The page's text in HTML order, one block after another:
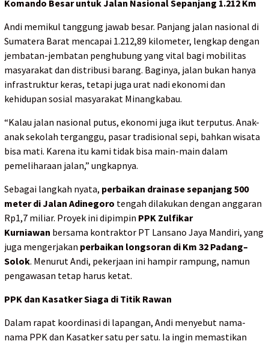
Komando Besar untuk Jalan Nasional Sepanjang 1.212 Km
Andi memikul tanggung jawab besar. Panjang jalan nasional di
Sumatera Barat mencapai 1.212,89 kilometer, lengkap dengan
jembatan-jembatan penghubung yang vital bagi mobilitas
masyarakat dan distribusi barang. Baginya, jalan bukan hanya
infrastruktur keras, tetapi juga urat nadi ekonomi dan
kehidupan sosial masyarakat Minangkabau.
“Kalau jalan nasional putus, ekonomi juga ikut terputus. Anak-
anak sekolah terganggu, pasar tradisional sepi, bahkan wisata
bisa mati. Karena itu kami tidak bisa main-main dalam
pemeliharaan jalan,” ungkapnya.
Sebagai langkah nyata, perbaikan drainase sepanjang 500
meter di Jalan Adinegoro tengah dilakukan dengan anggaran
Rp1,7 miliar. Proyek ini dipimpin PPK Zulfikar
Kurniawan bersama kontraktor PT Lansano Jaya Mandiri, yang
juga mengerjakan perbaikan longsoran di Km 32 Padang–
Solok. Menurut Andi, pekerjaan ini hampir rampung, namun
pengawasan tetap harus ketat.
PPK dan Kasatker Siaga di Titik Rawan
Dalam rapat koordinasi di lapangan, Andi menyebut nama-
nama PPK dan Kasatker satu per satu. Ia ingin memastikan